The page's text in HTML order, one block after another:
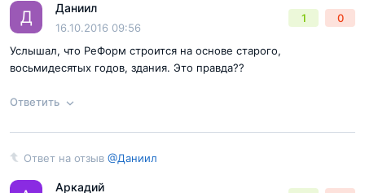
Отправить комментарий
Ответ на отзыв
Согласен с
Д Даниил
16.10.2016 09:56
1 0
Услышал, что РеФорм строится на основе старого,
восьмидесятых годов, здания. Это правда??
Ответить
Ответ на отзыв @Даниил
Ответ на отзыв @Даниил
Аркадий